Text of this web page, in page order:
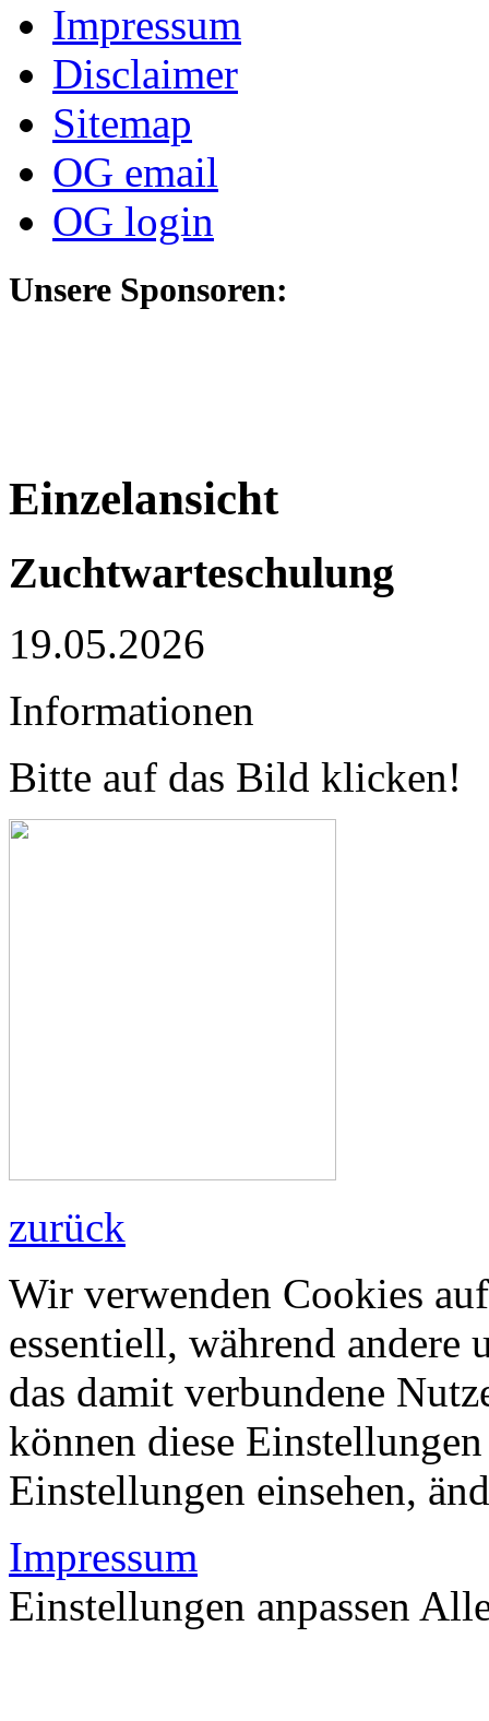
Impressum
Disclaimer
Sitemap
OG email
OG login
Unsere Sponsoren:
Einzelansicht
Zuchtwarteschulung
19.05.2026
Informationen
Bitte auf das Bild klicken!
zurück
Wir verwenden Cookies
essentiell, während andere
das damit verbundene
können diese
Einstellungen einsehen,
Impressum
Einstellungen anpassen